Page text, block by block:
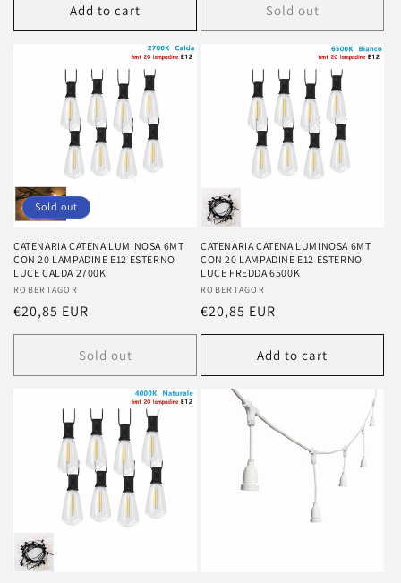
Add to cart Sold out
Sold out
CATENARIA CATENA LUMINOSA 6MT
CON 20 LAMPADINE E12 ESTERNO
LUCE CALDA 2700K
Vendor:
ROBERTAGOR
Regular
price
€20,85 EUR
Sold out
CATENARIA CATENA LUMINOSA 6MT
CON 20 LAMPADINE E12 ESTERNO
LUCE FREDDA 6500K
Vendor:
ROBERTAGOR
Regular
price
€20,85 EUR
Add to cart